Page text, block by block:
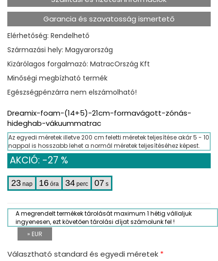
Garancia és szavatosság ismertető
Elérhetőség: Rendelhető
Származási hely: Magyarország
Kizárólagos forgalmazó: MatracOrszág Kft
Minőségi megbízható termék
Egészségpénzárra nem elszámolható!
Dreamix-foam-(14+5)-21cm-formavágott-zónás-
hideghab-vákuummatrac
Az egyedi méretek illetve 200 cm feletti méretek teljesítése akár 5 - 10
nappal is hosszabb lehet a normál méretek teljesítéséhez képest.
AKCIÓ: -27 %
23 nap 16 óra 34 perc 07 s
A megrendelt termékek tárolását maximum 1 hétig vállaljuk
ingyenesen, ezt követően tárolási díjat számolunk fel !
» EUR
Választható standard és egyedi méretek *